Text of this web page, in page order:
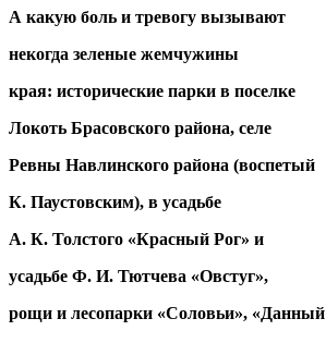
А какую боль и тревогу вызывают
некогда зеленые жемчужины
края: исторические парки в поселке
Локоть Брасовского района, селе
Ревны Навлинского района (воспетый
К. Паустовским), в усадьбе
А. К. Толстого «Красный Рог» и
усадьбе Ф. И. Тютчева «Овстуг»,
рощи и лесопарки «Соловьи», «Данный